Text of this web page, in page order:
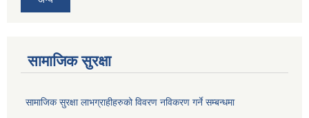
सामाजिक सुरक्षा
सामाजिक सुरक्षा लाभग्राहीहरुको विवरण नविकरण गर्ने सम्बन्धमा